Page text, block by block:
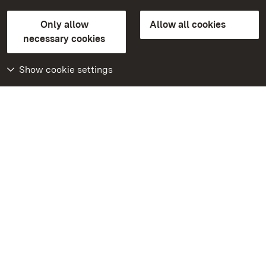
Only allow
necessary cookies
Allow all cookies
Show cookie settings
State Palaces and Gardens of Baden-Wuerttemberg
Contact usFAQMasthead
Declaration on barrier-free access
BITV-konform (geprüfte Seiten)